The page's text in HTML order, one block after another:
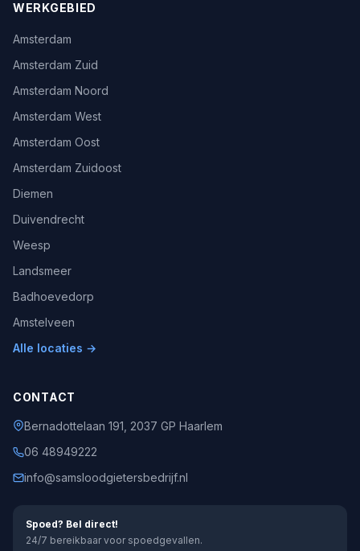
WERKGEBIED
Amsterdam
Amsterdam Zuid
Amsterdam Noord
Amsterdam West
Amsterdam Oost
Amsterdam Zuidoost
Diemen
Duivendrecht
Weesp
Landsmeer
Badhoevedorp
Amstelveen
Alle locaties →
CONTACT
Bernadottelaan 191, 2037 GP Haarlem
06 48949222
info@samsloodgietersbedrijf.nl
Spoed? Bel direct!
24/7 bereikbaar voor spoedgevallen.